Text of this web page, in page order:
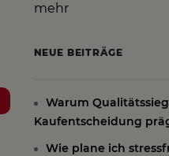
mehr
NEUE BEITRÄGE
Warum
Kaufentscheidung
Wie plane ich